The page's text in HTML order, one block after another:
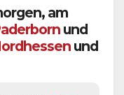
am
und
und